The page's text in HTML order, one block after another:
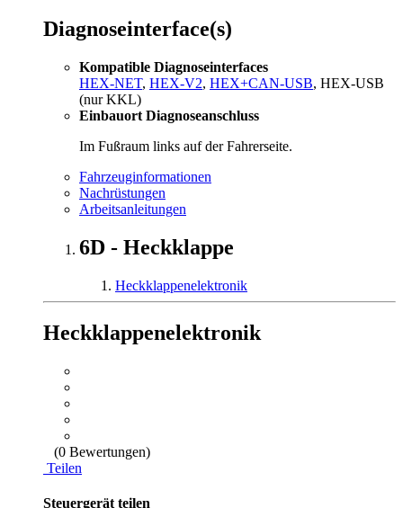
Diagnoseinterface(s)
Kompatible Diagnoseinterfaces
HEX-NET, HEX-V2, HEX+CAN-USB, HEX-USB
(nur KKL)
Einbauort Diagnoseanschluss
Im Fußraum links auf der Fahrerseite.
Fahrzeuginformationen
Nachrüstungen
Arbeitsanleitungen
6D - Heckklappe
Heckklappenelektronik
Heckklappenelektronik
(0 Bewertungen)
Teilen
Steuergerät teilen